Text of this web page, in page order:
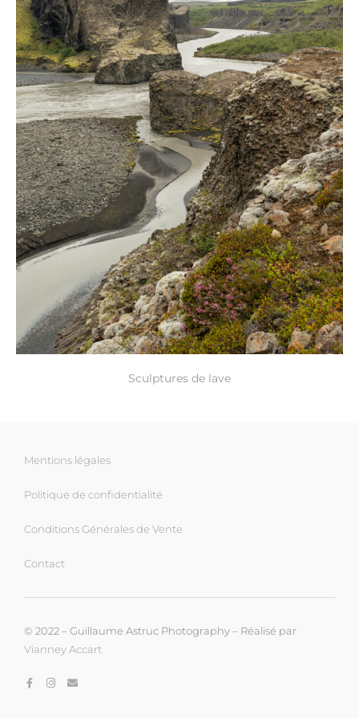
Sculptures de lave
Mentions légales
Politique de confidentialité
Conditions Générales de Vente
Contact
© 2022 – Guillaume Astruc Photography – Réalisé par
Vianney Accart